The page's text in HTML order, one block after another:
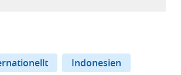
Indonesien